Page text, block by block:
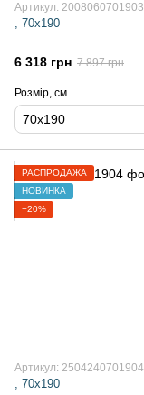
Артикул: 2008060701903
, 70х190
6 318 грн 7 897 грн
Розмір, см
70х190
РАСПРОДАЖА
НОВИНКА
−20%
Артикул: 2504240701904
, 70х190